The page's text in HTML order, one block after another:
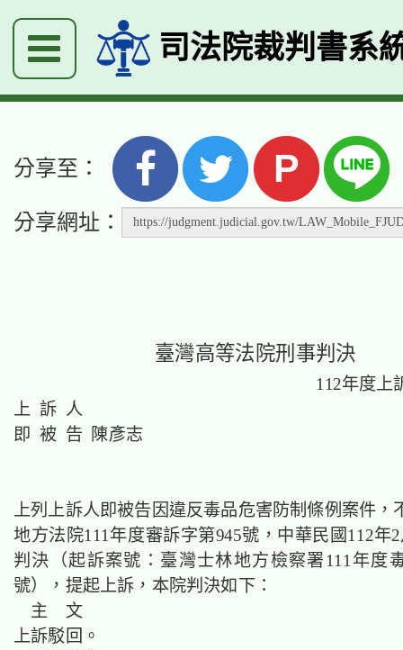
司法院裁判書系
分享至： P
分享網址：
臺灣高等法院刑事判決
112年度上
上 訴 人
即 被 告 陳彥志
上列上訴人即被告因違反毒品危害防制條例案件，
地方法院111年度審訴字第945號，中華民國112年
判決（起訴案號：臺灣士林地方檢察署111年度
號），提起上訴，本院判決如下：
主 文
上訴駁回。